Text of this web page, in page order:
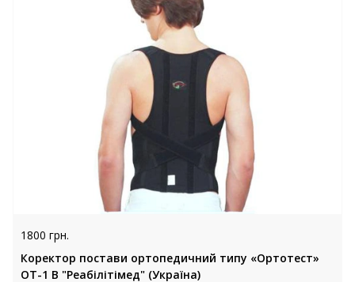
1800 грн.
Коректор постави ортопедичний типу «Ортотест»
ОТ-1 В "Реабілітімед" (Україна)